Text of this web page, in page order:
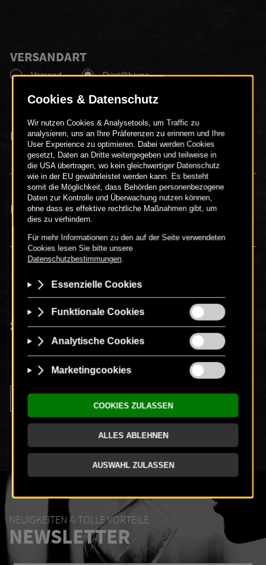
VERSANDART
Versand Print@home
ERWACHSENE
1 Erwachsener
KINDER
5 Kinder
€11000
+
NEUIGKEITEN & TOLLE VORTEILE
NEWSLETTER